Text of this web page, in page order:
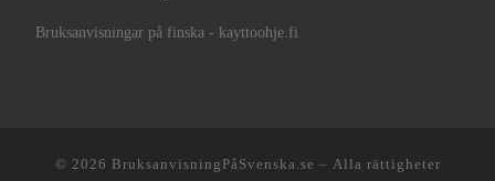
Bruksanvisningar på finska - kayttoohje.fi
© 2026 BruksanvisningPåSvenska.se – Alla rättigheter